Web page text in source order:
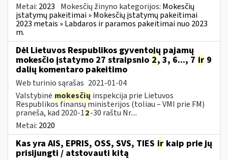
Metai: 2023 Mokesčių žinyno kategorijos: Mokesčių
įstatymų pakeitimai » Mokesčių įstatymų pakeitimai
2023 metais » Labdaros ir paramos pakeitimai nuo 2023
m.
Dėl Lietuvos Respublikos gyventojų pajamų
mokesčio įstatymo 27 straipsnio 2, 3, 6..., 7 ir 9
dalių komentaro pakeitimo
Web turinio sąrašas 2021-01-04
Valstybinė mokesčių inspekcija prie Lietuvos
Respublikos finansų ministerijos (toliau – VMI prie FM)
praneša, kad 2020-12-30 raštu Nr....
Metai: 2020
Kas yra AIS, EPRIS, OSS, SVS, TIES ir kaip prie jų
prisijungti / atstovauti kitą